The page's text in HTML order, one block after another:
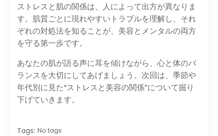
ストレスと肌の関係は、人によって出方が異なりま
す。肌質ごとに現れやすいトラブルを理解し、それ
ぞれの対処法を知ることが、美容とメンタルの両方
を守る第一歩です。
あなたの肌が語る声に耳を傾けながら、心と体のバ
ランスを大切にしてあげましょう。次回は、季節や
年代別に見た“ストレスと美容の関係”について掘り
下げていきます。
Tags: No tags